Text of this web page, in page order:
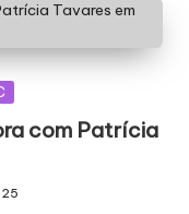
com Patrícia